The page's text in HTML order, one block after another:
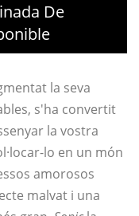
De
la seva
s'ha convertit
la vostra
lo en un món
amorosos
malvat i una